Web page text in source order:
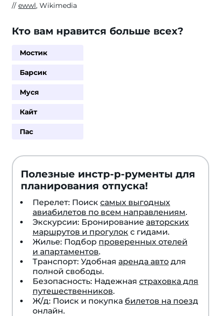
ewwl, Wikimedia
Кто вам нравится больше всех?
Мостик
Барсик
Муся
Кайт
Пас
Полезные инстр-р-рументы для
планирования отпуска!
Перелет: Поиск самых выгодных
авиабилетов по всем направлениям.
Экскурсии: Бронирование авторских
маршрутов и прогулок с гидами.
Жилье: Подбор проверенных отелей
и апартаментов.
Транспорт: Удобная аренда авто для
полной свободы.
Безопасность: Надежная страховка для
путешественников.
Ж/д: Поиск и покупка билетов на поезд
онлайн.